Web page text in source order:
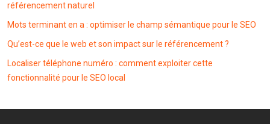
référencement naturel
Mots terminant en a : optimiser le champ sémantique pour le SEO
Qu’est-ce que le web et son impact sur le référencement ?
Localiser téléphone numéro : comment exploiter cette
fonctionnalité pour le SEO local